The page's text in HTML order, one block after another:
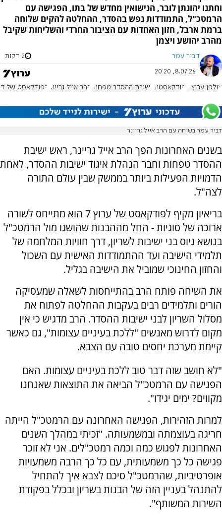
וחתנו יהונתן לובר, הנישואין מחדש של בתו, הפגישה עם
הרמטכ"ל, התמודדות נפש בהסדר, ההחלטה להקים שלוחה
ברמת ארבל, חזון האחדות עם הציבור החרדי והשליחות שקיבל
מהרב יהושע ויצמן
דביר עמר 2 דקות
8.07.26, 20:20
אולפן ערוץ 7 פודקאסטים ישיבת ההסדר טפחות הרב אייל גריינר הפודקאסט של
דביר עמר בשיחה עם הרב אייל גריינר
בשנים האחרונות הפך הרב אייל גריינר, ראש ישיבת
ההסדר טפחות וחבר הנהלת איגוד ישיבות ההסדר, לאחת
הדמויות הפעילות ביותר בממשק שבין עולם התורה
לצה"ל.
בריאיון מקיף לפודקאסט של ערוץ 7 הוא מתייחס לשורה
ארוכה של סוגיות - החל מההבנות שהושגו מול הרמטכ"ל
בנושא גיוס בני ישיבות לשריון, דרך חוויות המלחמה של
תלמידי הישיבה ועד ההתמודדות האישית עם השכול
והחזון החינוכי שמוביל את הישיבה בגליל.
את השיחה פותח הרב בהתייחסות לשאלה שמעסיקה
הורים ותלמידים רבים בעקבות ההחלטה לפתוח את
מסלול השריון לבני ישיבות ההסדר. הרב מדגיש כי אין
מקום לדרוש מאנשים "ללכת בעיניים עצומות", גם כאשר
קיימת מערכת יחסים טובה עם הצבא.
"לא חושב שזה דבר טוב ללכת בעיניים עצומות. האם
הפגישה עם הרמטכ"ל הביאה את התוצאות שאנחנו
מקווים? ימים יגידו".
למרות הזהירות, הפגישה האחרונה עם הרמטכ"ל הייתה
חריגה בעוצמתה ובמשמעותה. "זכיתי במהלך השנים
האחרונות לפגוש כמה וכמה רמטכ"לים. אני לא זוכר
פגישה כל כך משמעותית, עם כל כך הרבה משמעויות
אופרטיביות, שהרמטכ"ל סיכם לצבא איך להתחיל
להתנהל בעניין הזה של הבנות בשריון ובכלל בפקודת
השירות המשותף".